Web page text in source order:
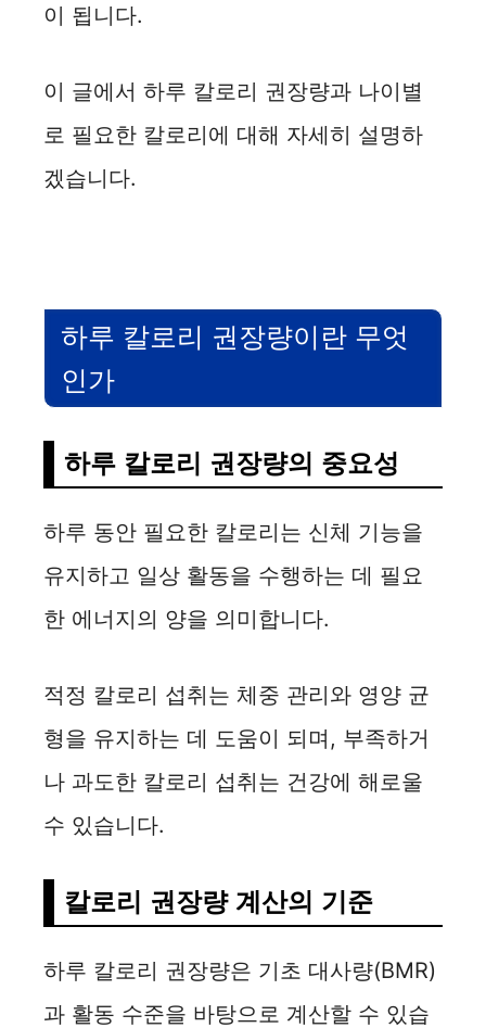
이 됩니다.
이 글에서 하루 칼로리 권장량과 나이별
로 필요한 칼로리에 대해 자세히 설명하
겠습니다.
하루 칼로리 권장량이란 무엇
인가
하루 칼로리 권장량의 중요성
하루 동안 필요한 칼로리는 신체 기능을
유지하고 일상 활동을 수행하는 데 필요
한 에너지의 양을 의미합니다.
적정 칼로리 섭취는 체중 관리와 영양 균
형을 유지하는 데 도움이 되며, 부족하거
나 과도한 칼로리 섭취는 건강에 해로울
수 있습니다.
칼로리 권장량 계산의 기준
하루 칼로리 권장량은 기초 대사량(BMR)
과 활동 수준을 바탕으로 계산할 수 있습